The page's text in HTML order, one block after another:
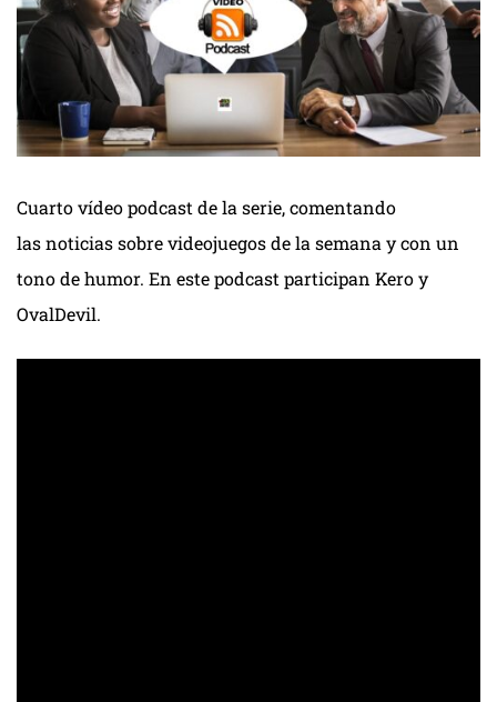
Cuarto vídeo podcast de la serie, comentando
las noticias sobre videojuegos de la semana y con un
tono de humor. En este podcast participan Kero y
OvalDevil.